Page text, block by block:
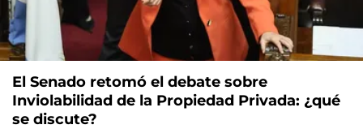
El Senado retomó el debate sobre
Inviolabilidad de la Propiedad Privada: ¿qué
se discute?